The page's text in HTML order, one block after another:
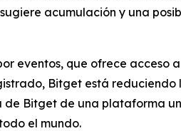
acumulación y una
eventos, que ofrece acceso
Bitget está
de Bitget de una plataforma
el mundo.